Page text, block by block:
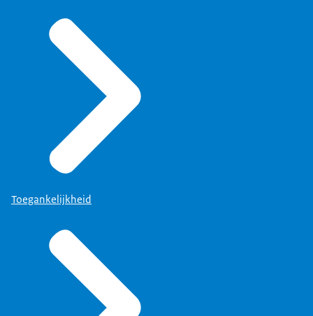
Toegankelijkheid